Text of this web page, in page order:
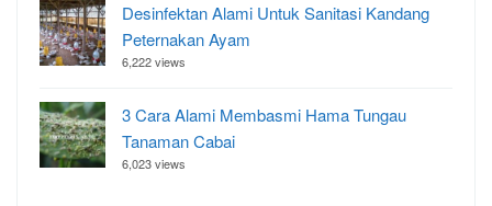
Desinfektan Alami Untuk Sanitasi Kandang
Peternakan Ayam
6,222 views
3 Cara Alami Membasmi Hama Tungau
Tanaman Cabai
6,023 views